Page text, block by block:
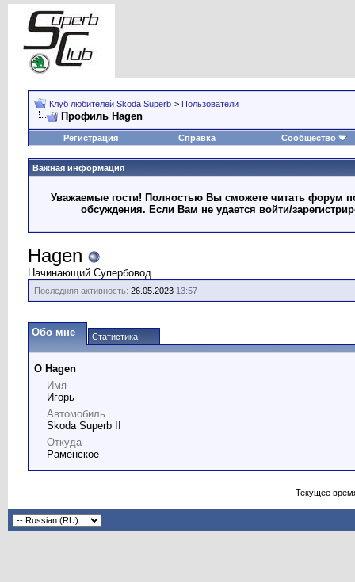
Клуб любителей Skoda Superb > Пользователи
Профиль Hagen
Регистрация Справка Сообщество
Важная информация
Уважаемые гости! Полностью Вы сможете читать форум
обсуждения. Если Вам не удается войти/
Hagen
Начинающий Супербовод
Последняя активность: 26.05.2023 13:57
Обо мне Статистика
О Hagen
Имя
Игорь
Автомобиль
Skoda Superb II
Откуда
Раменское
Текущее